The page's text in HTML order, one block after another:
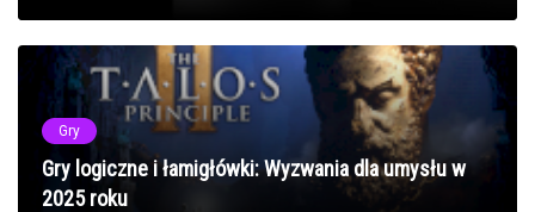
Gry
Gry logiczne i łamigłówki: Wyzwania dla umysłu w
2025 roku